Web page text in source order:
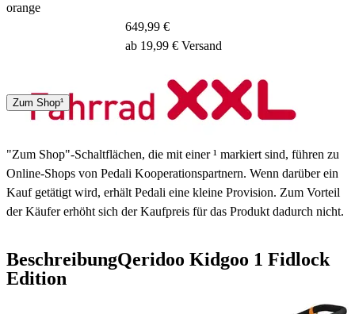
orange
DHL
3 - 5 Tage
649,99 €
ab 19,99 € Versand
Zum Shop¹
"Zum Shop"-Schaltflächen, die mit einer ¹ markiert sind, führen zu
Online-Shops von Pedali Kooperationspartnern. Wenn darüber ein
Kauf getätigt wird, erhält Pedali eine kleine Provision. Zum Vorteil
der Käufer erhöht sich der Kaufpreis für das Produkt dadurch nicht.
BeschreibungQeridoo Kidgoo 1 Fidlock
Edition